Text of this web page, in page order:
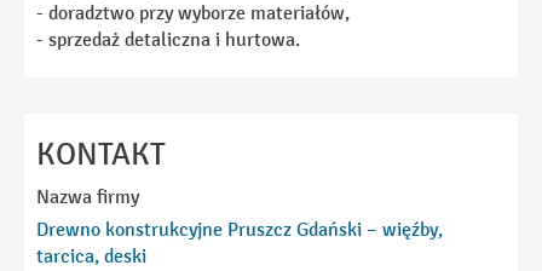
- doradztwo przy wyborze materiałów,
- sprzedaż detaliczna i hurtowa.
KONTAKT
Nazwa firmy
Drewno konstrukcyjne Pruszcz Gdański – więźby,
tarcica, deski